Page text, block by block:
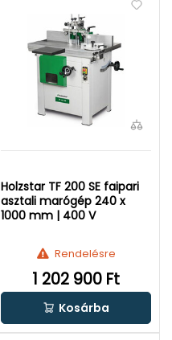
Holzstar TF 200 SE faipari
asztali marógép 240 x
1000 mm | 400 V
Rendelésre
1 202 900 Ft
Kosárba